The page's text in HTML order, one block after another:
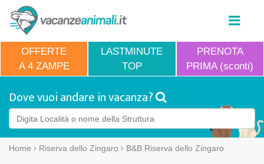
OFFERTE
A 4 ZAMPE
LASTMINUTE
TOP
PRENOTA
PRIMA (sconti)
Dove vuoi andare in vacanza?
Home Riserva dello Zingaro B&B Riserva dello Zingaro